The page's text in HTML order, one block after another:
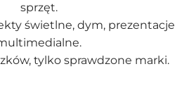
sprzęt.
świetlne, dym, prezentacje
tylko sprawdzone marki.